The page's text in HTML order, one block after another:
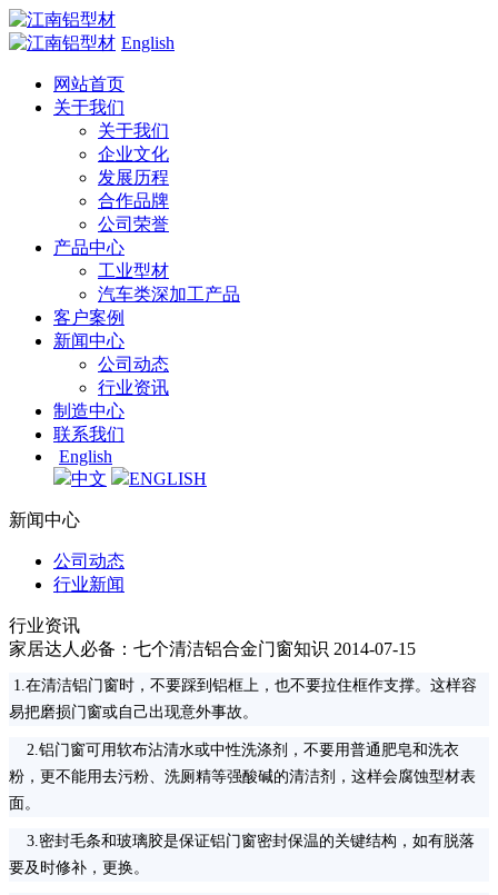
English
网站首页
关于我们
关于我们
企业文化
发展历程
合作品牌
公司荣誉
产品中心
工业型材
汽车类深加工产品
客户案例
新闻中心
公司动态
行业资讯
制造中心
联系我们
English
中文
ENGLISH
新闻中心
公司动态
行业新闻
行业资讯
家居达人必备：七个清洁铝合金门窗知识 2014-07-15
1.在清洁铝门窗时，不要踩到铝框上，也不要拉住框作支撑。这样容
易把磨损门窗或自己出现意外事故。
2.铝门窗可用软布沾清水或中性洗涤剂，不要用普通肥皂和洗衣
粉，更不能用去污粉、洗厕精等强酸碱的清洁剂， 这样会腐蚀型材表
面。
3.密封毛条和玻璃胶是保证铝门窗密封保温的关键结构，如有脱落
要及时修补，更换。